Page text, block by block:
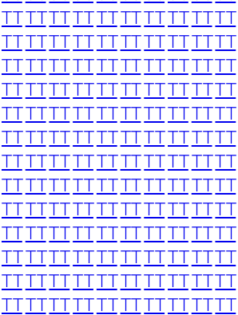
TTTTTTTTTTTTTTTTTTTT
TTTTTTTTTTTTTTTTTTTT
TTTTTTTTTTTTTTTTTTTT
TTTTTTTTTTTTTTTTTTTT
TTTTTTTTTTTTTTTTTTTT
TTTTTTTTTTTTTTTTTTTT
TTTTTTTTTTTTTTTTTTTT
TTTTTTTTTTTTTTTTTTTT
TTTTTTTTTTTTTTTTTTTT
TTTTTTTTTTTTTTTTTTTT
TTTTTTTTTTTTTTTTTTTT
TTTTTTTTTTTTTTTTTTTT
TTTTTTTTTTTTTTTTTTTT